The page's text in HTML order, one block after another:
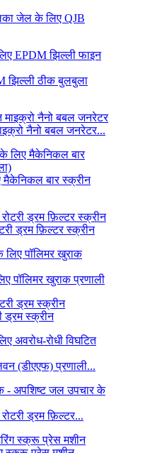
जेल के लिए QJB
झिल्ली ठीक बुलबुला
नैनो बबल जनरेटर...
बार स्क्रीन
ड्रम फ़िल्टर स्क्रीन
पॉलिमर खुराक प्रणाली
ड्रम स्क्रीन
(डीएएफ) प्रणाली...
ड्रम फ़िल्टर...